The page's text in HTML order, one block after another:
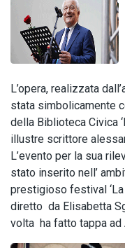
L’opera, realizzata
stata simbolicamente
della Biblioteca Civica
illustre scrittore
L’evento per la sua
stato inserito nell’
prestigioso festival
diretto da Elisabetta
volta ha fatto tappa ad